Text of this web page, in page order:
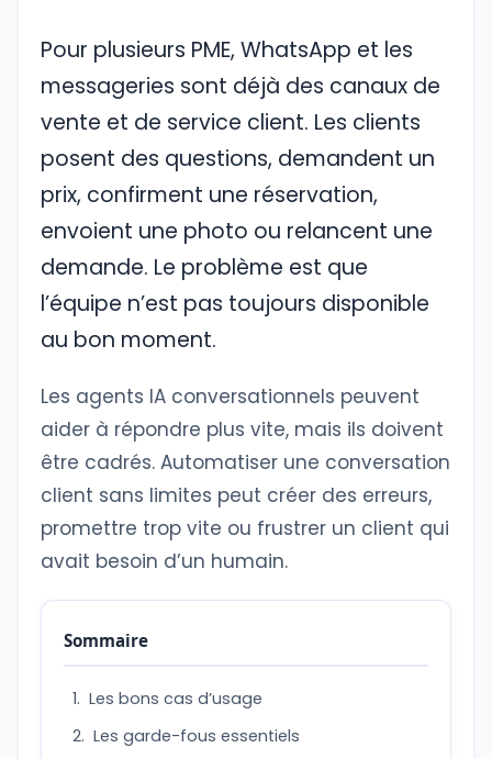
Pour plusieurs PME, WhatsApp et les
messageries sont déjà des canaux de
vente et de service client. Les clients
posent des questions, demandent un
prix, confirment une réservation,
envoient une photo ou relancent une
demande. Le problème est que
l’équipe n’est pas toujours disponible
au bon moment.
Les agents IA conversationnels peuvent
aider à répondre plus vite, mais ils doivent
être cadrés. Automatiser une conversation
client sans limites peut créer des erreurs,
promettre trop vite ou frustrer un client qui
avait besoin d’un humain.
Sommaire
Les bons cas d’usage
Les garde-fous essentiels